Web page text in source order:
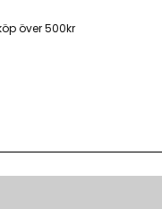
över 500kr